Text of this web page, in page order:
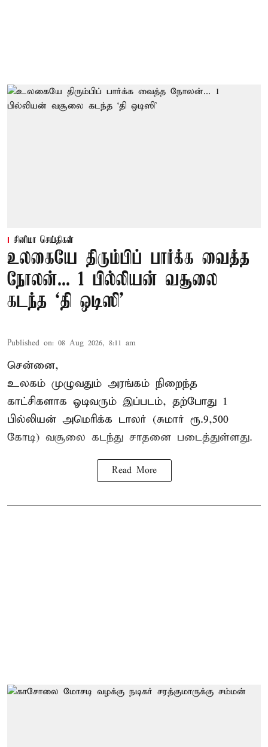
சினிமா செய்திகள்
உலகையே திரும்பிப் பார்க்க வைத்த
நோலன்... 1 பில்லியன் வசூலை
கடந்த ‘தி ஒடிஸி’
Published on: 08 Aug 2026, 8:11 am
சென்னை,
உலகம் முழுவதும் அரங்கம் நிறைந்த
காட்சிகளாக ஓடிவரும் இப்படம், தற்போது 1
பில்லியன் அமெரிக்க டாலர் (சுமார் ரூ.9,500
கோடி) வசூலை கடந்து சாதனை படைத்துள்ளது.
Read More